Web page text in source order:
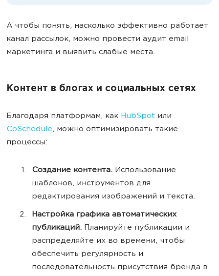
А чтобы понять, насколько эффективно работает
канал рассылок, можно провести аудит email
маркетинга и выявить слабые места.
Контент в блогах и социальных сетях
Благодаря платформам, как HubSpot или
CoSchedule, можно оптимизировать такие
процессы:
Создание контента. Использование
шаблонов, инструментов для
редактирования изображений и текста.
Настройка графика автоматических
публикаций. Планируйте публикации и
распределяйте их во времени, чтобы
обеспечить регулярность и
последовательность присутствия бренда в